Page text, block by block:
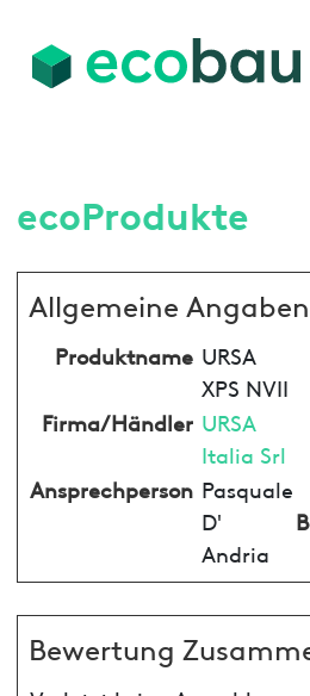
ecoProdukte
Allgemeine Angaben
Produktname URSA
XPS NVII
Firma/Händler URSA
Italia Srl
Ansprechperson Pasquale
D'
Andria
Bewertung